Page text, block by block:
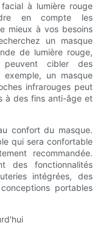
à lumière rouge
en compte les
mieux à vos besoins
un masque
de lumière rouge,
peuvent cibler des
un masque
infrarouges peut
à des fins anti-âge et
confort du masque.
qui sera confortable
recommandée.
des fonctionnalités
intégrées, des
portables